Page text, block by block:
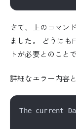
さて、上のコマン
ました。 どうにも
トが必要とのこと
詳細なエラー内容
The current